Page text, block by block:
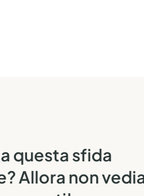
questa sfida
Allora non